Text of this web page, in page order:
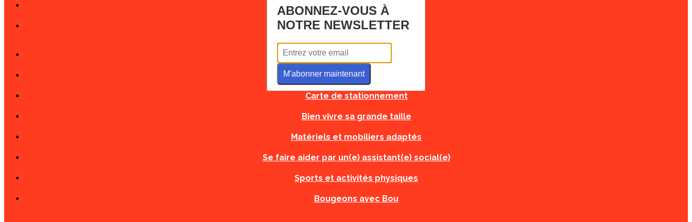
Recommandations Grossesse
Fiches Urgences Orphanet
Tous à l'école
Carte d'urgence
Carte de stationnement
Bien vivre sa grande taille
Matériels et mobiliers adaptés
Se faire aider par un(e) assistant(e) social(e)
Sports et activités physiques
Bougeons avec Bou
ABONNEZ-VOUS À
NOTRE NEWSLETTER
M'abonner maintenant